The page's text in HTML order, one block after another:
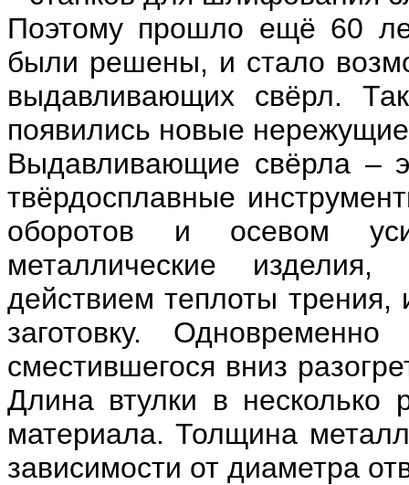
Поэтому прошло ещё 60
были решены, и стало
выдавливающих свёрл.
появились новые
Выдавливающие свёрла –
твёрдосплавные
оборотов и осевом
металлические
действием теплоты трения,
заготовку.
сместившегося вниз
Длина втулки в
материала. Толщина
зависимости от диаметра